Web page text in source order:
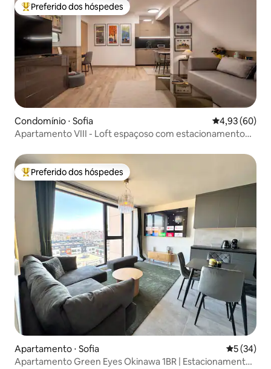
Entre os melhores preferidos dos hóspedes
Preferido dos hóspedes
Condomínio ⋅ Sofia 4,93 de uma
4,93 (60)
Apartamento VIII - Loft espaçoso com estacionamento
Entre os melhores preferidos dos hóspedes
Preferido dos hóspedes
Apartamento ⋅ Sofia 5 de uma
5 (34)
Apartamento Green Eyes Okinawa 1BR | Estacionamento